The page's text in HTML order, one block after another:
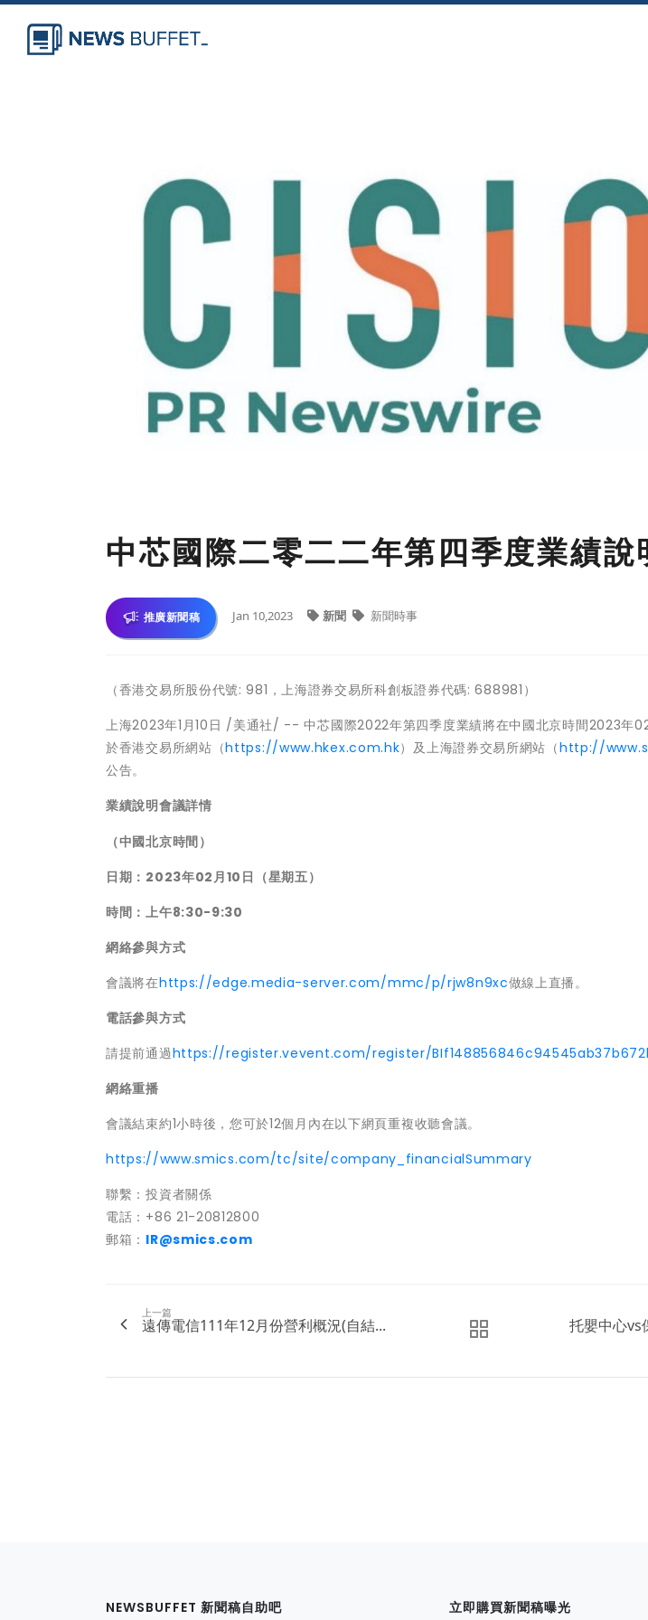
中芯國際二零二二年第四季度業績說
推廣新聞稿 Jan 10,2023 新聞 新聞時事
（香港交易所股份代號: 981，上海證券交易所科創板證券代碼: 688981 ）
上海2023年1月10日 /美通社/ --中芯國際2022年第四季度業績將在中國北京時間2023年
於香港交易所網站（https://www.hkex.com.hk）及上海證券交易所網站（http://
公告。
業績說明會議詳情
（中國北京時間）
日期 ：2023年02 月10 日 （星期五）
時間 ：上午8:30-9:30
網絡參與方式
會議將在https://edge.media-server.com/mmc/p/rjw8n9xc做線上直播。
電話參與方式
請提前通過https://register.vevent.com/register/
網絡重播
會議結束約1小時後，您可於12個月內在以下網頁重複收聽會議。
https://www.smics.com/tc/site/company_financialSummary
聯繫：投資者關係
電話：+86 21-20812800
郵箱： IR@smics.com
上一篇
遠傳電信111年12月份營利概況(自結...
托嬰中心vs
NEWSBUFFET 新聞稿自助吧 立即購買新聞稿曝光